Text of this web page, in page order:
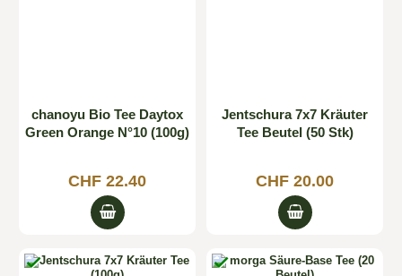
chanoyu Bio Tee Daytox
Green Orange N°10 (100g)
CHF 22.40
Jentschura 7x7 Kräuter
Tee Beutel (50 Stk)
CHF 20.00
 